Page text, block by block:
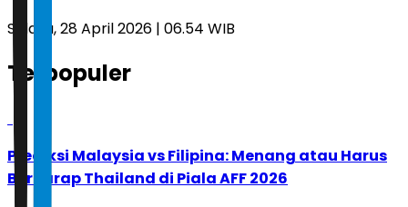
Selasa, 28 April 2026 | 06.54 WIB
Terpopuler
Prediksi Malaysia vs Filipina: Menang atau Harus
Berharap Thailand di Piala AFF 2026